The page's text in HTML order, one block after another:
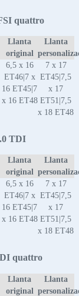
quattro
Llanta
original
Llanta
6,5 x 16
ET46|7 x
16 ET45|7
x 16 ET48
7 x 17
ET45|7,5
x 17
ET51|7,5
x 18 ET48
TDI
Llanta
original
Llanta
6,5 x 16
ET46|7 x
16 ET45|7
x 16 ET48
7 x 17
ET45|7,5
x 17
ET51|7,5
x 18 ET48
quattro
Llanta
original
Llanta